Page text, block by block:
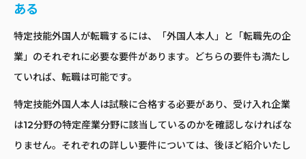
ある
特定技能外国人が転職するには、「外国人本人」と「転職先の企
業」のそれぞれに必要な要件があります。どちらの要件も満たし
ていれば、転職は可能です。
特定技能外国人本人は試験に合格する必要があり、受け入れ企業
は12分野の特定産業分野に該当しているのかを確認しなければな
りません。それぞれの詳しい要件については、後ほど紹介いたし